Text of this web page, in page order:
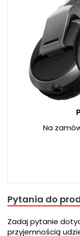
Na
Pytania do
Zadaj pytanie
przyjemnością